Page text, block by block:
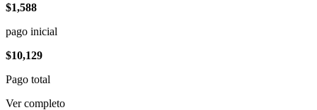
$1,588
pago inicial
$10,129
Pago total
Ver completo